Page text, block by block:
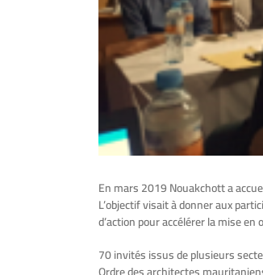
En mars 2019 Nouakchott a
L’objectif visait à donner aux
d’action pour accélérer la mise
70 invités issus de plusieurs